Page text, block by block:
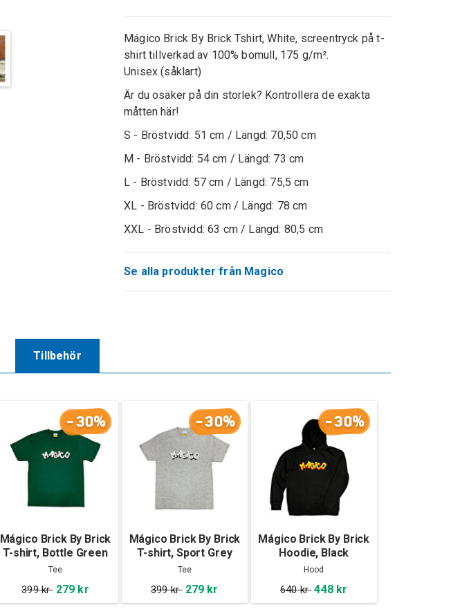
Mágico Brick By Brick Tshirt, White, screentryck på t-
shirt tillverkad av 100% bomull, 175 g/m².
Unisex (såklart)
Är du osäker på din storlek? Kontrollera de exakta
måtten här!
S - Bröstvidd: 51 cm / Längd: 70,50 cm
M - Bröstvidd: 54 cm / Längd: 73 cm
L - Bröstvidd: 57 cm / Längd: 75,5 cm
XL - Bröstvidd: 60 cm / Längd: 78 cm
XXL - Bröstvidd: 63 cm / Längd: 80,5 cm
Se alla produkter från Magico
Tillbehör
-30%
Mágico Brick By Brick
T-shirt, Bottle Green
Tee
399 kr 279 kr
-30%
Mágico Brick By Brick
T-shirt, Sport Grey
Tee
399 kr 279 kr
-30%
Mágico Brick By Brick
Hoodie, Black
Hood
640 kr 448 kr